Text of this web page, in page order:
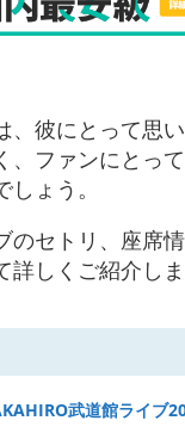
、彼にとって思
、ファンにとっ
ょう。
のセトリ、座席
しくご紹介しま
武道館ライブ